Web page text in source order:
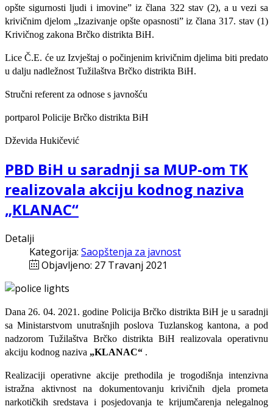
opšte sigurnosti ljudi i imovine” iz člana 322 stav (2), a u vezi sa
krivičnim djelom „Izazivanje opšte opasnosti” iz člana 317. stav (1)
Krivičnog zakona Brčko distrikta BiH.
Lice Č.E. će uz Izvještaj o počinjenim krivičnim djelima biti predato
u dalju nadležnost Tužilaštva Brčko distrikta BiH.
Stručni referent za odnose s javnošću
portparol Policije Brčko distrikta BiH
Dževida Hukičević
PBD BiH u saradnji sa MUP-om TK
realizovala akciju kodnog naziva
„KLANAC“
Detalji
Kategorija: Saopštenja za javnost
Objavljeno: 27 Travanj 2021
Dana 26. 04. 2021. godine Policija Brčko distrikta BiH je u saradnji
sa Ministarstvom unutrašnjih poslova Tuzlanskog kantona, a pod
nadzorom Tužilaštva Brčko distrikta BiH realizovala operativnu
akciju kodnog naziva „KLANAC“ .
Realizaciji operativne akcije prethodila je trogodišnja intenzivna
istražna aktivnost na dokumentovanju krivičnih djela prometa
narkotičkih sredstava i posjedovanja te krijumčarenja nelegalnog